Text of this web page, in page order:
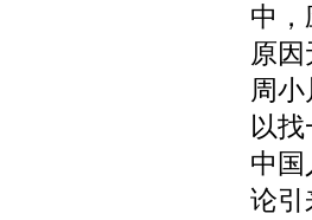
中
原
周
以
中国
论引